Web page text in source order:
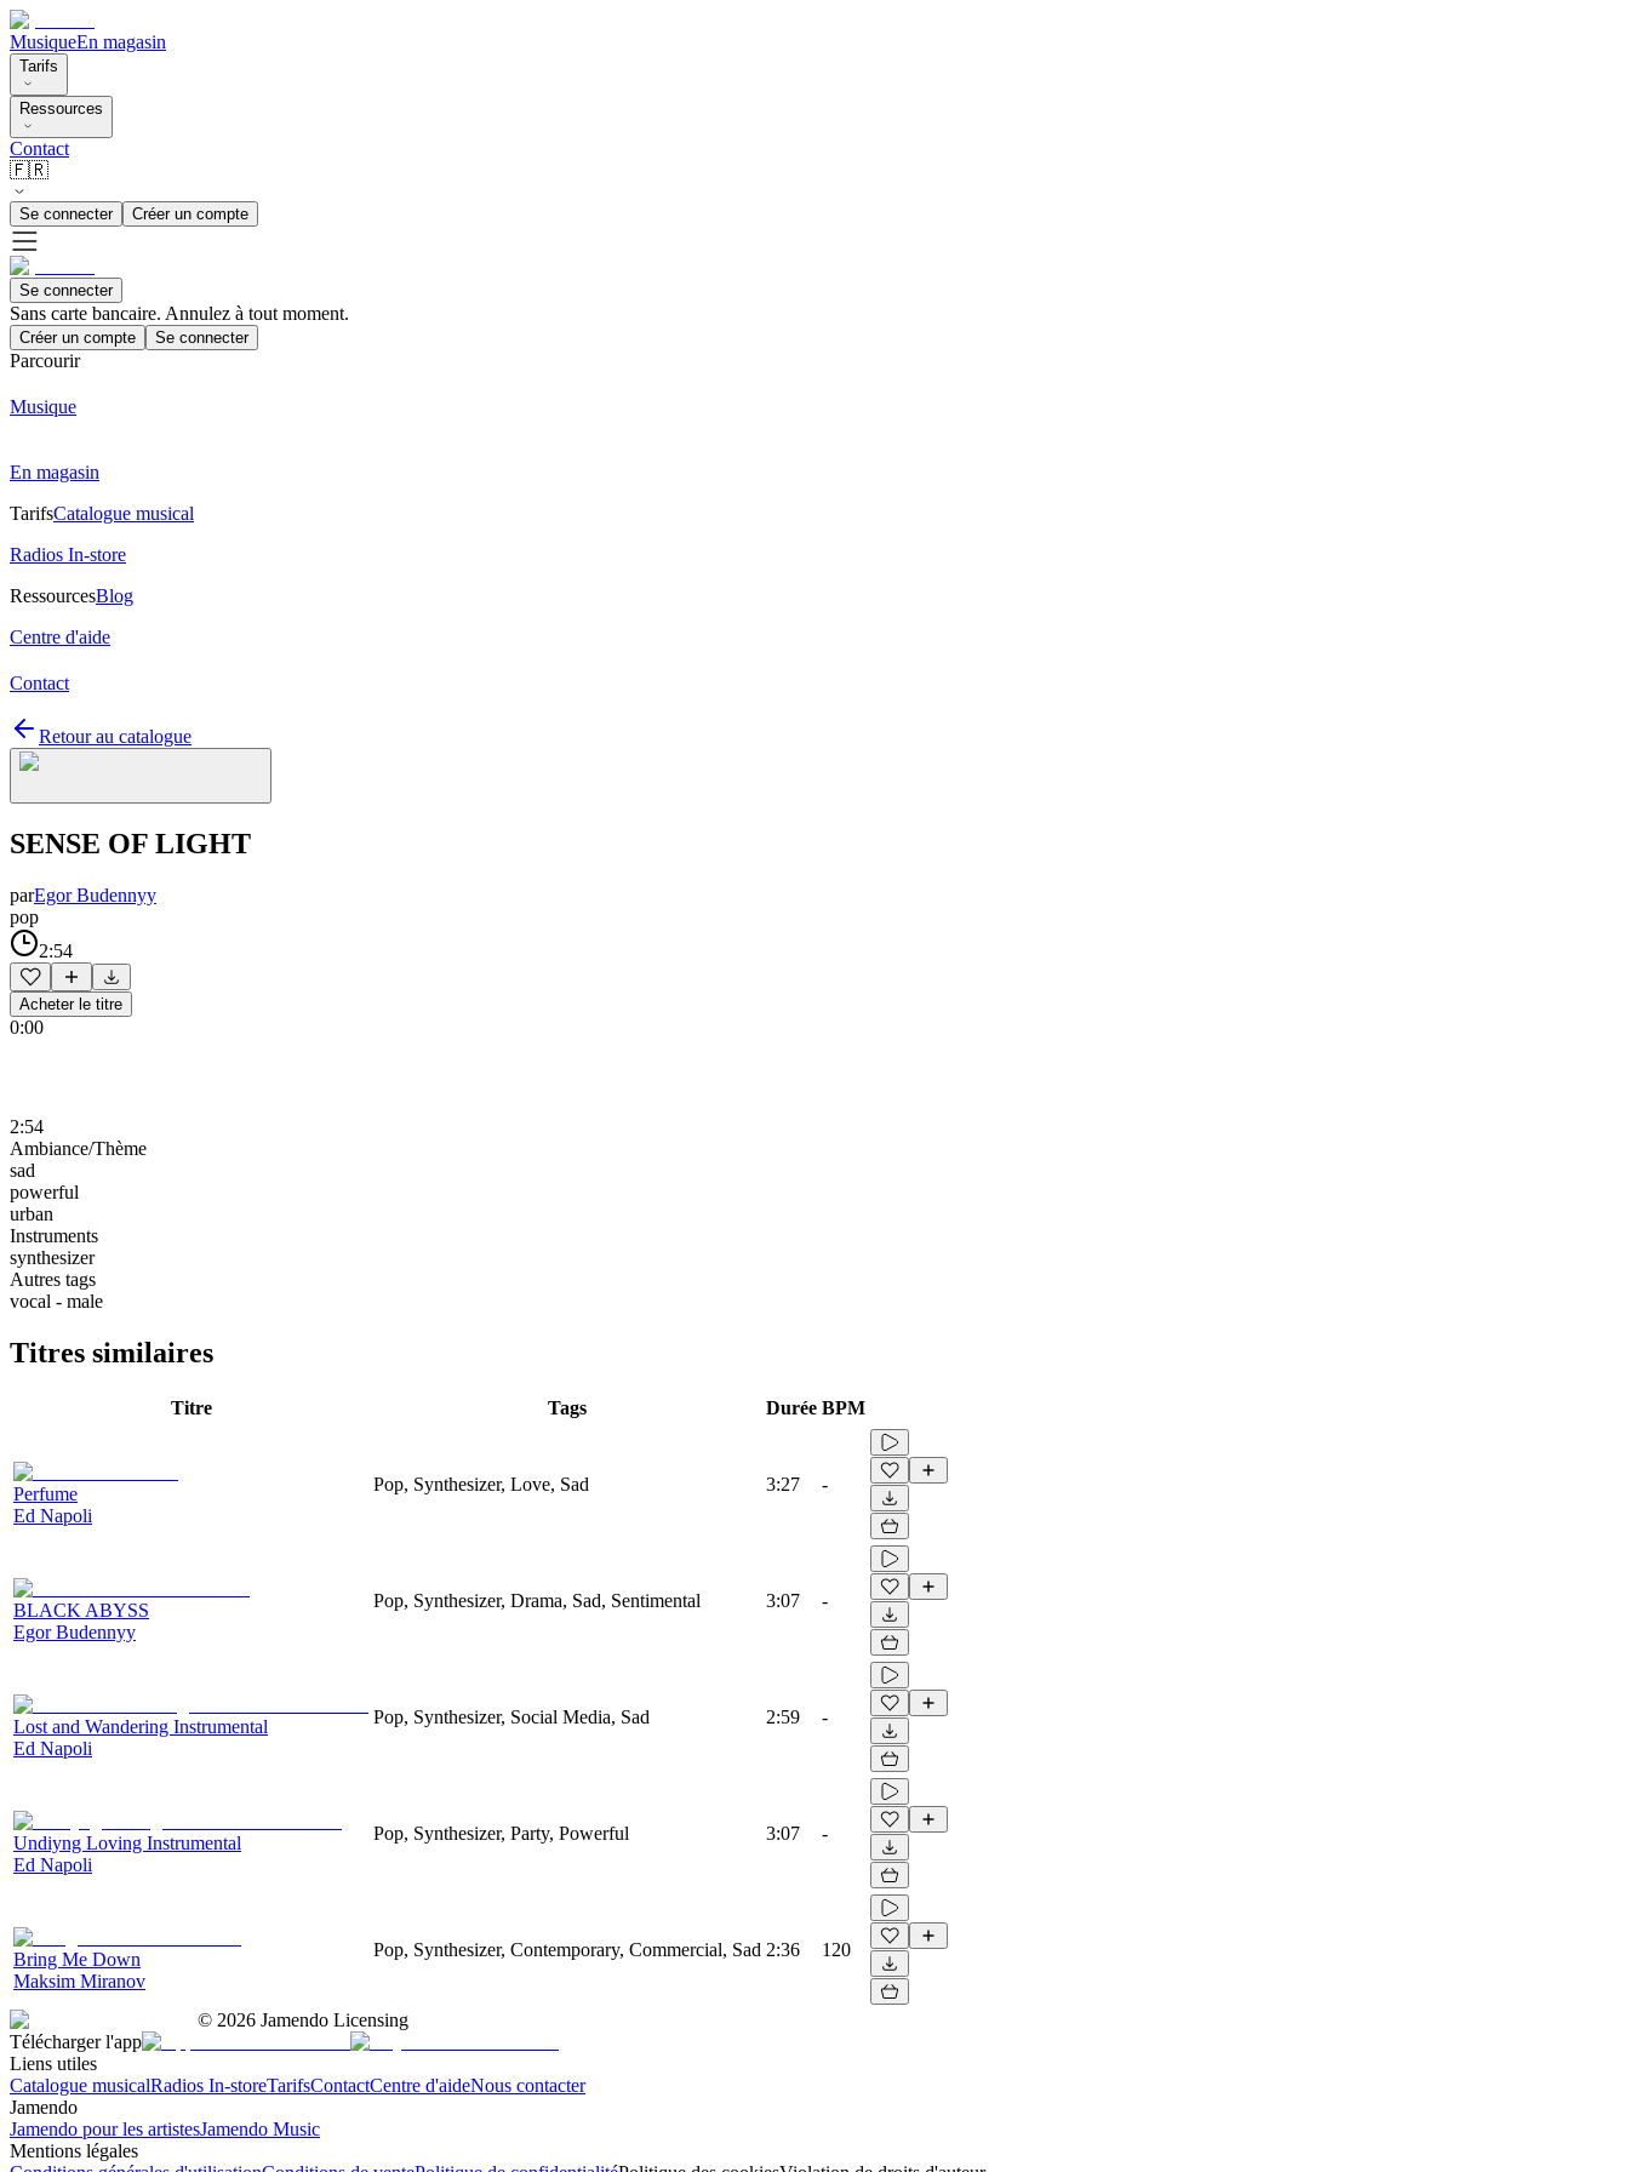
MusiqueEn magasin
Tarifs
Ressources
Contact
🇫🇷
Se connecter Créer un compte
Se connecter
Sans carte bancaire. Annulez à tout moment.
Créer un compte Se connecter
Parcourir
Musique
En magasin
TarifsCatalogue musical
Radios In-store
RessourcesBlog
Centre d'aide
Contact
Retour au catalogue
SENSE OF LIGHT
parEgor Budennyy
pop
2:54
Acheter le titre
0:00
2:54
Ambiance/Thème
sad
powerful
urban
Instruments
synthesizer
Autres tags
vocal - male
Titres similaires
Titre Tags Durée BPM
Perfume
Ed Napoli
Pop, Synthesizer, Love, Sad 3:27 -
BLACK ABYSS
Egor Budennyy
Pop, Synthesizer, Drama, Sad, Sentimental 3:07 -
Lost and Wandering Instrumental
Ed Napoli
Pop, Synthesizer, Social Media, Sad 2:59 -
Undiyng Loving Instrumental
Ed Napoli
Pop, Synthesizer, Party, Powerful 3:07 -
Bring Me Down
Maksim Miranov
Pop, Synthesizer, Contemporary, Commercial, Sad 2:36 120
© 2026 Jamendo Licensing
Télécharger l'app
Liens utiles
Catalogue musicalRadios In-storeTarifsContactCentre d'aideNous contacter
Jamendo
Jamendo pour les artistesJamendo Music
Mentions légales